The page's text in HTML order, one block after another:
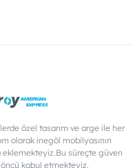
özel tasarım ve arge ile her
olarak inegöl mobilyasının
süreçte güven
kabul etmekteyiz.